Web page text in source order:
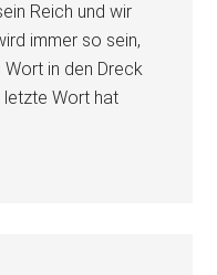
Reich und wir
immer so sein,
in den Dreck
letzte Wort hat